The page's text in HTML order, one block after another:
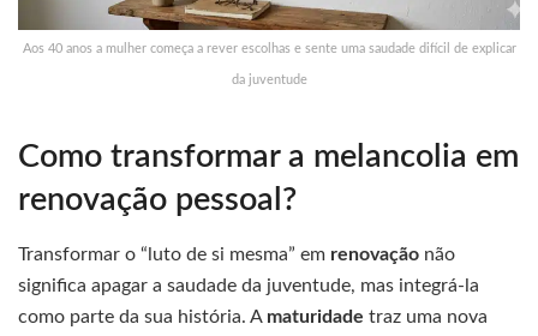
Aos 40 anos a mulher começa a rever escolhas e sente uma saudade difícil de explicar
da juventude
Como transformar a melancolia em
renovação pessoal?
Transformar o “luto de si mesma” em renovação não
significa apagar a saudade da juventude, mas integrá-la
como parte da sua história. A maturidade traz uma nova